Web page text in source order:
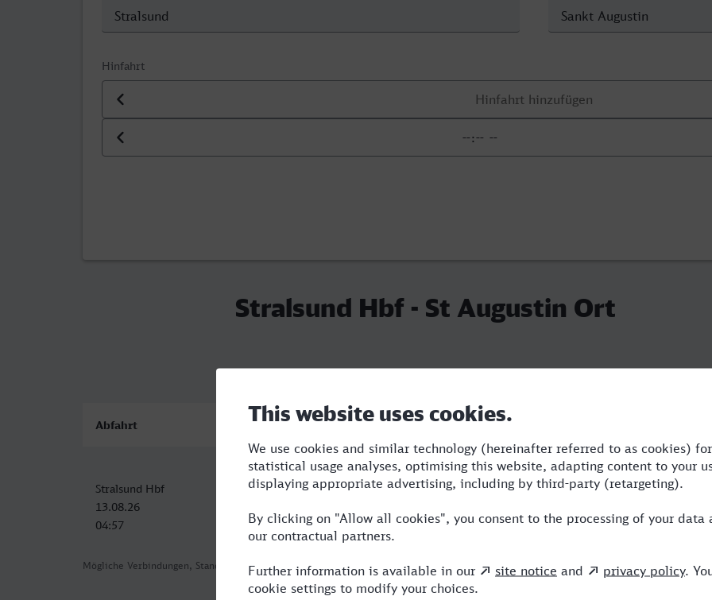
Hinfahrt
Datum der Hinfahrt
Uhrzeit der Hinfahrt
Stralsund Hbf - St Augustin Ort
Mögliche Verbindungen, Stand: 2026-07-30 03:08
Abfahrt Ankunft Dauer Umstiege
Stralsund Hbf
13.08.26
04:57
St Augustin Ort
12:45
7:48 3 STR,OE,ICE